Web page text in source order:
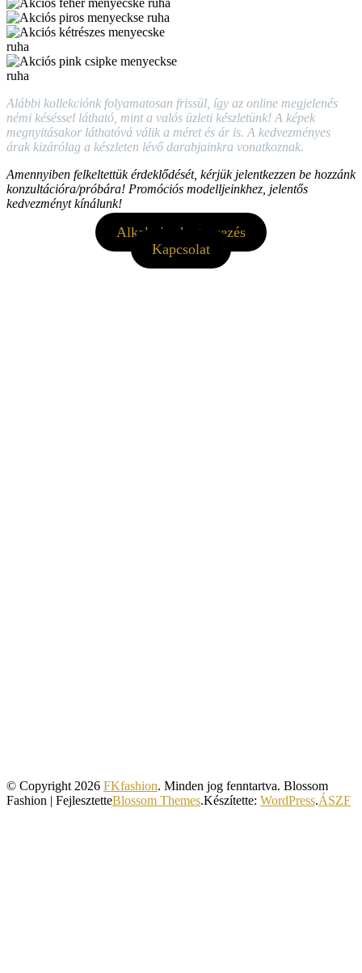
Alábbi kollekciónk folyamatosan frissül, így az online megjelenés
némi késéssel látható, mint a valós üzleti készletünk! A képek
megnyitásakor láthatóvá válik a méret és ár is. A kedvezményes
árak kizárólag a készleten lévő darabjainkra vonatkoznak.
Amennyiben felkeltettük érdeklődését, kérjük jelentkezzen be hozzánk
konzultációra/próbára! Promóciós modelljeinkhez, jelentős
kedvezményt kínálunk!
Alkalmi ruha tervezés
Kapcsolat
© Copyright 2026 FKfashion. Minden jog fenntartva. Blossom
Fashion | FejlesztetteBlossom Themes.Készítette: WordPress.ÁSZF